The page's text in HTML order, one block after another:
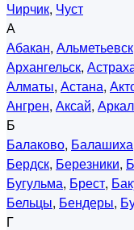
Чирчик, Чуст
А
Абакан, Альметьевск
Архангельск,
Алматы, Астана,
Ангрен, Аксай,
Б
Балаково, Балашиха
Бердск, Березники,
Бугульма, Брест,
Бельцы, Бендеры,
Г